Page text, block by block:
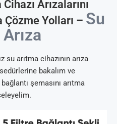
Arızalarını
Çözme Yolları – Su
arıtma cihazının arıza
bakalım ve
şemasını arıtma